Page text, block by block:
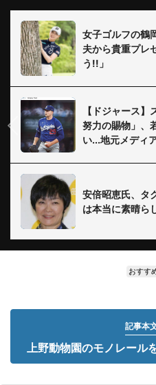
女子ゴルフの鶴
夫から貴重プレ
う!!」
【ドジャース
努力の賜物」、
い...地元メディ
安倍昭恵氏、タ
は本当に素晴ら
おすす
記事本
上野動物園のモノレール